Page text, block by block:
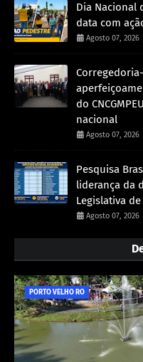
Dia Nacional
data com
Agosto 07, 2026
do
nacional
Agosto 07, 2026
Pesquisa
liderança da
Legislativa
Agosto 07, 2026
PORTO VELHO RO